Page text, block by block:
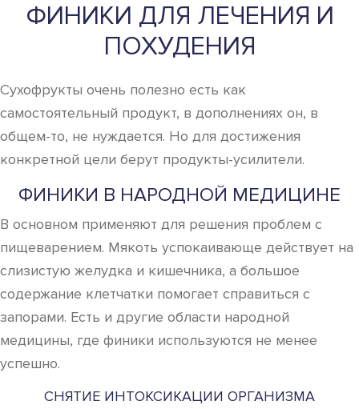
ФИНИКИ ДЛЯ ЛЕЧЕНИЯ И
ПОХУДЕНИЯ
Сухофрукты очень полезно есть как
самостоятельный продукт, в дополнениях он, в
общем-то, не нуждается. Но для достижения
конкретной цели берут продукты-усилители.
ФИНИКИ В НАРОДНОЙ МЕДИЦИНЕ
В основном применяют для решения проблем с
пищеварением. Мякоть успокаивающе действует на
слизистую желудка и кишечника, а большое
содержание клетчатки помогает справиться с
запорами. Есть и другие области народной
медицины, где финики используются не менее
успешно.
СНЯТИЕ ИНТОКСИКАЦИИ ОРГАНИЗМА